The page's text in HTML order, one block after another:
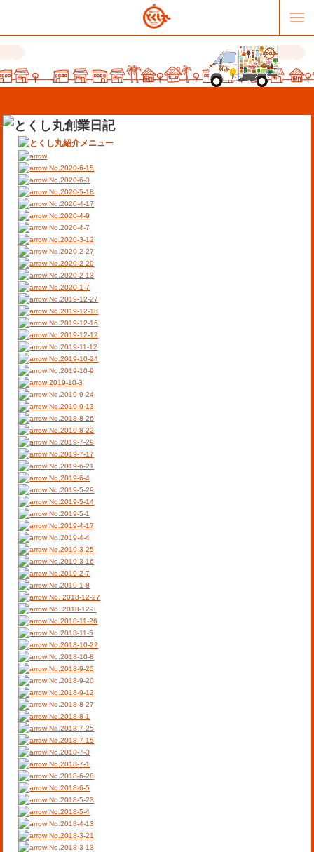
販売パートナー募集
オススメリンク
お問合せ
No.2020-6-15
No.2020-6-3
No.2020-5-18
No.2020-4-17
No.2020-4-9
No.2020-4-7
No.2020-3-12
No.2020-2-27
No.2020-2-20
No.2020-2-13
No.2020-1-7
No.2019-12-27
No.2019-12-18
No.2019-12-16
No.2019-12-12
No.2019-11-12
No.2019-10-24
No.2019-10-9
2019-10-3
No.2019-9-24
No.2019-9-13
No.2018-8-26
No.2019-8-22
No.2019-7-29
No.2019-7-17
No.2019-6-21
No.2019-6-4
No.2019-5-29
No.2019-5-14
No.2019-5-1
No.2019-4-17
No.2019-4-4
No.2019-3-25
No.2019-3-16
No.2019-2-7
No.2019-1-8
No. 2018-12-27
No. 2018-12-3
No.2018-11-26
No.2018-11-5
No.2018-10-22
No.2018-10-8
No.2018-9-25
No.2018-9-20
No.2018-9-12
No.2018-8-27
No.2018-8-1
No.2018-7-25
No.2018-7-15
No.2018-7-3
No.2018-7-1
No.2018-6-28
No.2018-6-5
No.2018-5-23
No.2018-5-4
No.2018-4-13
No.2018-3-21
No.2018-3-13